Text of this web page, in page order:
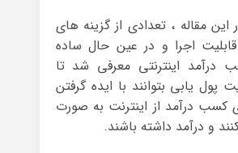
این مقاله ، تعدادی از گزینه های
قابلیت اجرا و در عین حال ساده
درآمد اینترنتی معرفی شد تا
پول یابی بتوانند با ایده گرفتن
کسب درآمد از اینترنت به صورت
و درآمد داشته باشند.